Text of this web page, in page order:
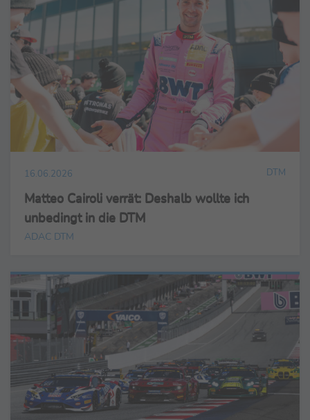
16.06.2026 DTM
Matteo Cairoli verrät: Deshalb wollte ich
unbedingt in die DTM
ADAC DTM